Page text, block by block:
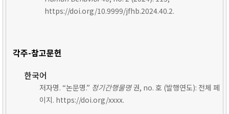
https://doi.org/10.9999/jfhb.2024.40.2.
각주-참고문헌
한국어
저자명. “논문명.” 정기간행물명권, no. 호 (발행연도): 전체 페
이지. https://doi.org/xxxx.